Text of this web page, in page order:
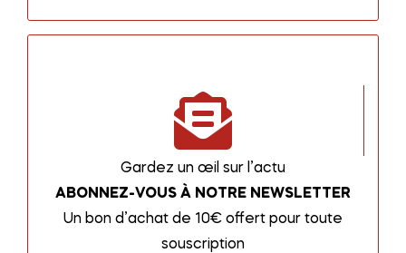
Gardez un œil sur l’actu
ABONNEZ-VOUS À NOTRE NEWSLETTER
Un bon d’achat de 10€ offert pour toute
souscription